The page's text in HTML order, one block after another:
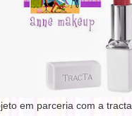
em parceria com a tracta